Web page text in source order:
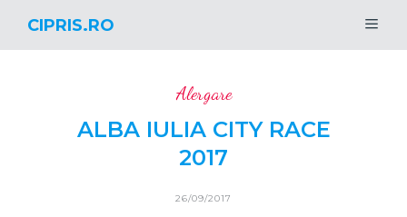
CIPRIS.RO
Alergare
ALBA IULIA CITY RACE
2017
26/09/2017